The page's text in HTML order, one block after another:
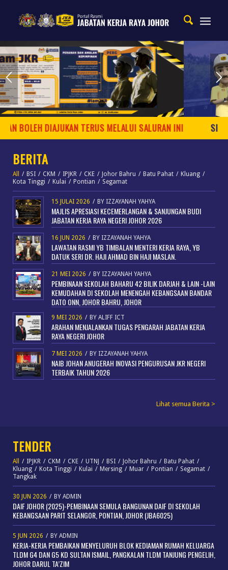
1 4
BOLEH DIAJUKAN TERUS MELALUI SALURAN INI
BERITA
All / BSI / CKM / IPJKR / CKE / Johor Bahru / Batu Pahat / Kluang /
Kota Tinggi / Kulai / Pontian / Segamat
15 JULAI 2026 / BY IZZAYANAH YAHYA
MAJLIS APRESIASI KECEMERLANGAN & SANJUNGAN BUDI
JABATAN KERJA RAYA NEGERI JOHOR 2026
16 JUN 2026 / BY IZZAYANAH YAHYA
LAWATAN RASMI YB TIMBALAN MENTERI KERJA RAYA, YB
DATUK SERI DR. HAJI AHMAD BIN HAJI MASLAN.
21 MEI 2026 / BY IZZAYANAH YAHYA
PEMBINAAN SEKOLAH BAHARU 42 BILIK DARJAH & LAIN -LAIN
KEMUDAHAN DI SEKOLAH MENENGAH KEBANGSAAN BANDAR
DATO ONN, JOHOR BAHRU, JOHOR
9 MEI 2026 / BY ALIFF ICT
ARAHAN MENJALANKAN TUGAS PENGARAH JABATAN KERJA
RAYA NEGERI JOHOR
7 MEI 2026 / BY IZZAYANAH YAHYA
NAIB JOHAN ANUGERAH INOVASI PENGURUSAN JKR NEGERI
TERBAIK TAHUN 2026
Lihat semua Berita >
TENDER
All / IPJKR / CKM / CKE / UTNJ / BSI / Johor Bahru / Batu Pahat /
Kluang / Kota Tinggi / Kulai / Mersing / Muar / Pontian / Segamat /
Tangkak
30 JUN 2026 / BY ADMIN
DAIF JOHOR (2025)-PEMBINAAN SEMULA BANGUNAN DAIF DI SEKOLAH
KEBANGSAAN PARIT SELANGOR, PONTIAN, JOHOR (JBA6025)
5 JUN 2026 / BY ADMIN
KERJA-KERJA PEMBAIKAN MENYELURUH BLOK KEDIAMAN RUMAH KELUARGA
TLDM G4 DAN G5 KD SULTAN ISMAIL, PANGKALAN TLDM TANJUNG PENGELIH,
JOHOR DARUL TA’ZIM